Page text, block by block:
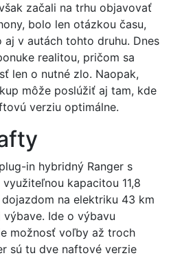
začali na trhu objavovať
bolo len otázkou času,
aj v autách tohto druhu. Dnes
realitou, pričom sa
len o nutné zlo. Naopak,
môže poslúžiť aj tam, kde
verziu optimálne.
in hybridný Ranger s
kapacitou 11,8
na elektriku 43 km
Ide o výbavu
možnosť voľby až troch
sú tu dve naftové verzie